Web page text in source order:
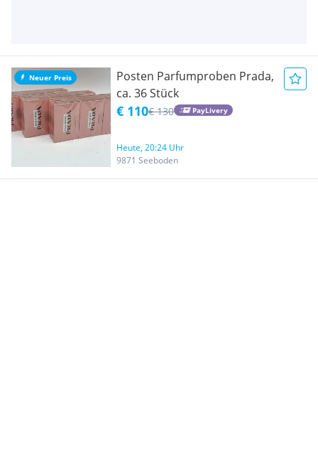
Neuer Preis
Posten Parfumproben Prada,
ca. 36 Stück
€ 110€ 130 PayLivery
Heute, 20:24 Uhr
9871 Seeboden